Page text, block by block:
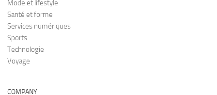
Mode et lifestyle
Santé et forme
Services numériques
Sports
Technologie
Voyage
COMPANY